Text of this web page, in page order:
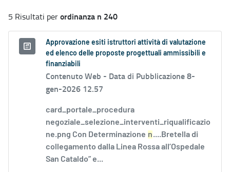
5 Risultati perordinanza n 240
Approvazione esiti istruttori attività di valutazione
ed elenco delle proposte progettuali ammissibili e
finanziabili
Contenuto Web - Data di Pubblicazione 8-
gen-2026 12.57
card_portale_procedura
negoziale_selezione_interventi_riqualificazio
ne.png Con Determinazione n....Bretella di
collegamento dalla Linea Rossa all’Ospedale
San Cataldo” e...